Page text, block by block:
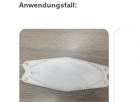
Anwendungsfall: